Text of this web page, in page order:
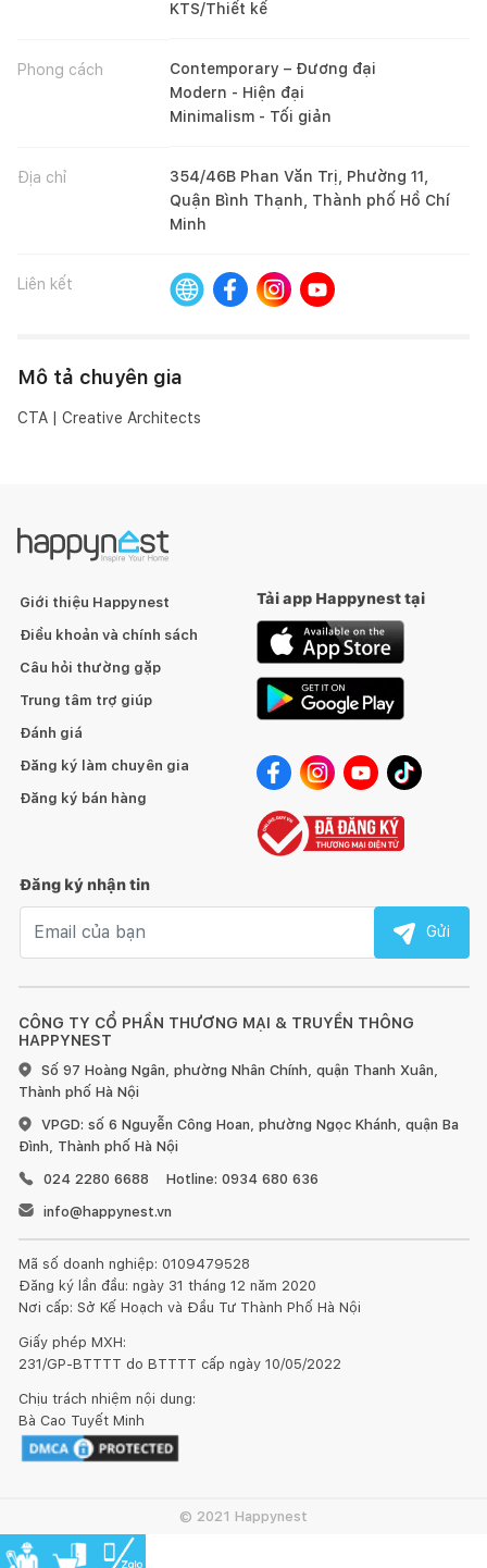
KTS/Thiết kế
Phong cách
Contemporary – Đương đại
Modern - Hiện đại
Minimalism - Tối giản
Địa chỉ
354/46B Phan Văn Trị, Phường 11,
Quận Bình Thạnh, Thành phố Hồ Chí
Minh
Liên kết
Mô tả chuyên gia
CTA | Creative Architects
CÔNG TY CỔ PHẦN THƯƠNG MẠI & TRUYỀN THÔNG
HAPPYNEST
Số 97 Hoàng Ngân, phường Nhân Chính, quận Thanh Xuân,
Thành phố Hà Nội
VPGD: số 6 Nguyễn Công Hoan, phường Ngọc Khánh, quận Ba
Đình, Thành phố Hà Nội
024 2280 6688
Hotline: 0934 680 636
info@happynest.vn
Mã số doanh nghiệp: 0109479528
Đăng ký lần đầu: ngày 31 tháng 12 năm 2020
Nơi cấp: Sở Kế Hoạch và Đầu Tư Thành Phố Hà Nội
Giấy phép MXH:
231/GP-BTTTT do BTTTT cấp ngày 10/05/2022
Chịu trách nhiệm nội dung:
Bà Cao Tuyết Minh
Giới thiệu Happynest
Điều khoản và chính sách
Câu hỏi thường gặp
Trung tâm trợ giúp
Đánh giá
Đăng ký làm chuyên gia
Đăng ký bán hàng
Tải app Happynest tại
Đăng ký nhận tin
Gửi
© 2021 Happynest